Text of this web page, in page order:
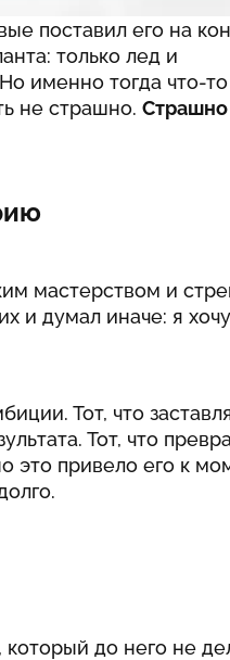
поставил его на
только лед и
именно тогда что-то
не страшно.
мастерством и
и думал иначе: я хочу
Тот, что
Тот, что
это привело его к
до него не